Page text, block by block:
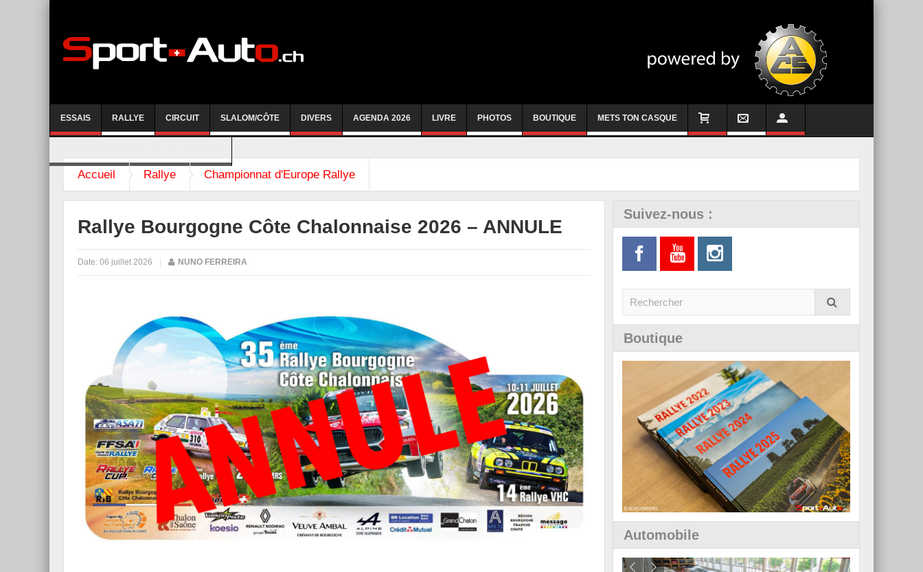
ESSAIS RALLYE CIRCUIT SLALOM/CÔTE DIVERS AGENDA 2026 LIVRE PHOTOS BOUTIQUE METS TON CASQUE
Accueil Rallye Championnat d'Europe Rallye
Rallye Bourgogne Côte Chalonnaise 2026 – ANNULE
Date: 06 juillet 2026 NUNO FERREIRA
Suivez-nous :
Boutique
Automobile